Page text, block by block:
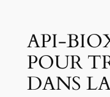
API-
POUR
DANS